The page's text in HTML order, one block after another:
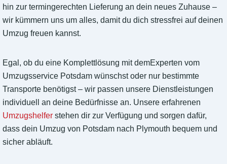
hin zur termingerechten Lieferung an dein neues Zuhause –
wir kümmern uns um alles, damit du dich stressfrei auf deinen
Umzug freuen kannst.
Egal, ob du eine Komplettlösung mit demExperten vom
Umzugsservice Potsdam wünschst oder nur bestimmte
Transporte benötigst – wir passen unsere Dienstleistungen
individuell an deine Bedürfnisse an. Unsere erfahrenen
Umzugshelfer stehen dir zur Verfügung und sorgen dafür,
dass dein Umzug von Potsdam nach Plymouth bequem und
sicher abläuft.